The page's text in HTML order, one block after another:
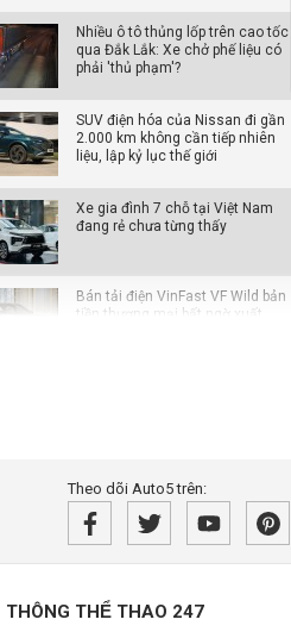
Nhiều ô tô thủng lốp trên cao tốc
qua Đắk Lắk: Xe chở phế liệu có
phải 'thủ phạm'?
SUV điện hóa của Nissan đi gần
2.000 km không cần tiếp nhiên
liệu, lập kỷ lục thế giới
Xe gia đình 7 chỗ tại Việt Nam
đang rẻ chưa từng thấy
Bán tải điện VinFast VF Wild bản
tiền thương mại bất ngờ xuất
xuất hiện trong bài đăng của
Hoa hậu Mai Phương Thúy
Từ tháng 8/2026, loạt quy định
Theo dõi Auto5 trên:
THÔNG THỂ THAO 247